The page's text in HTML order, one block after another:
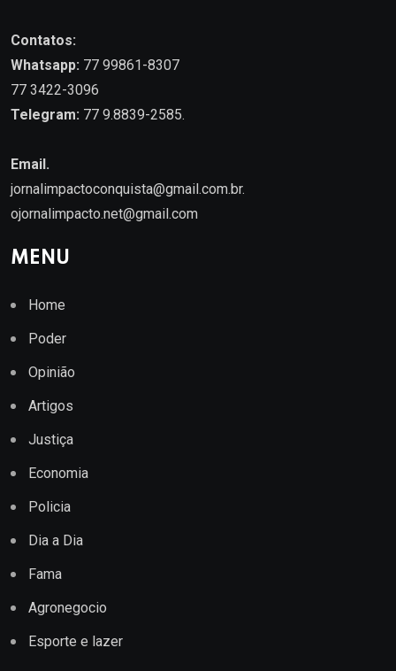
Contatos:
Whatsapp: 77 99861-8307
77 3422-3096
Telegram: 77 9.8839-2585.
Email.
jornalimpactoconquista@gmail.com.br.
ojornalimpacto.net@gmail.com
MENU
Home
Poder
Opinião
Artigos
Justiça
Economia
Policia
Dia a Dia
Fama
Agronegocio
Esporte e lazer